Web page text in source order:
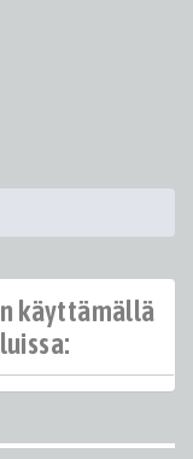
käyttämällä